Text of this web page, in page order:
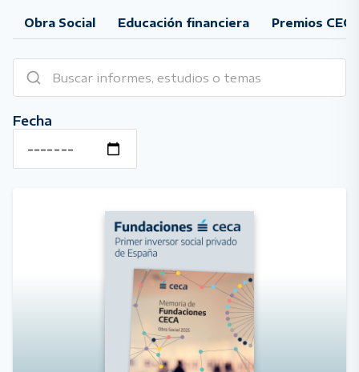
Obra Social Educación financiera Premios
Fecha